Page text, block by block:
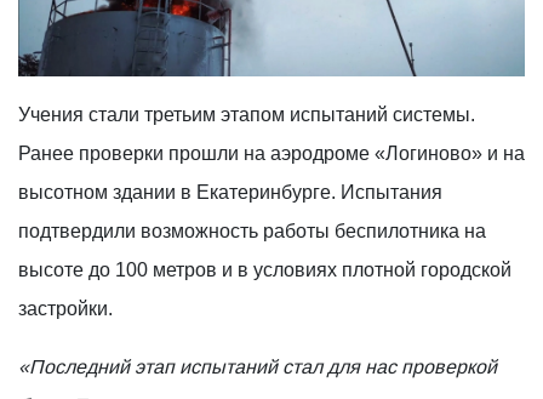
Учения стали третьим этапом испытаний системы.
Ранее проверки прошли на аэродроме «Логиново» и на
высотном здании в Екатеринбурге. Испытания
подтвердили возможность работы беспилотника на
высоте до 100 метров и в условиях плотной городской
застройки.
«Последний этап испытаний стал для нас проверкой